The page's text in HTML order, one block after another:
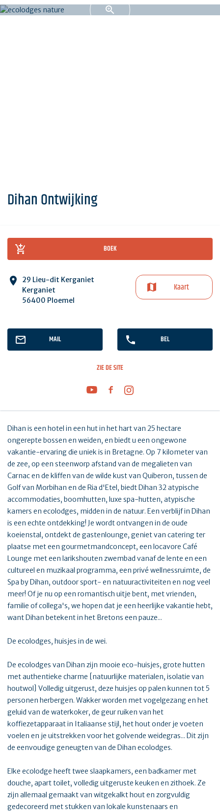
Dihan Ontwijking
BOEK
29 Lieu-dit Kerganiet
Kerganiet
56400 Ploemel
Kaart
MAIL BEL
ZIE DE SITE
Dihan is een hotel in een hut in het hart van 25 hectare
ongerepte bossen en weiden, en biedt u een ongewone
vakantie-ervaring die uniek is in Bretagne. Op 7 kilometer van
de zee, op een steenworp afstand van de megalieten van
Carnac en de kliffen van de wilde kust van Quiberon, tussen de
Golf van Morbihan en de Ria d'Etel, biedt Dihan 32 atypische
accommodaties, boomhutten, luxe spa-hutten, atypische
kamers en ecolodges, midden in de natuur. Een verblijf in Dihan
is een echte ontdekking! Je wordt ontvangen in de oude
koeienstal, ontdekt de gastenlounge, geniet van catering ter
plaatse met een gourmetmandconcept, een locavore Café
Lounge met een larikshouten zwembad vanaf de lente en een
cultureel en muzikaal programma, een privé wellnessruimte, de
Spa by Dihan, outdoor sport- en natuuractiviteiten en nog veel
meer! Of je nu op een romantisch uitje bent, met vrienden,
familie of collega's, we hopen dat je een heerlijke vakantie hebt,
want Dihan betekent in het Bretons een pauze...
De ecolodges, huisjes in de wei.
De ecolodges van Dihan zijn mooie eco-huisjes, grote hutten
met authentieke charme [natuurlijke materialen, isolatie van
houtwol] Volledig uitgerust, deze huisjes op palen kunnen tot 5
personen herbergen. Wakker worden met vogelgezang en het
geluid van de waterkoker, de geur ruiken van het
koffiezetapparaat in Italiaanse stijl, het hout onder je voeten
voelen en je uitstrekken voor het golvende weidegras... Dit zijn
de eenvoudige geneugten van de Dihan ecolodges.
Elke ecolodge heeft twee slaapkamers, een badkamer met
douche, apart toilet, volledig uitgeruste keuken en zithoek. Ze
zijn allemaal gemaakt van witgekalkt hout en zorgvuldig
gedecoreerd met stukken van lokale kunstenaars en